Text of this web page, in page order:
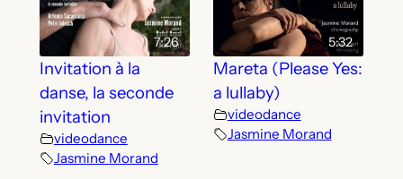
7:26
Invitation à la
danse, la seconde
invitation
videodance
Jasmine Morand
5:32
Mareta (Please Yes:
a lullaby)
videodance
Jasmine Morand